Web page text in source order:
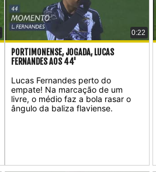
0:22
PORTIMONENSE, JOGADA, LUCAS
FERNANDES AOS 44'
Lucas Fernandes perto do
empate! Na marcação de um
livre, o médio faz a bola rasar o
ângulo da baliza flaviense.